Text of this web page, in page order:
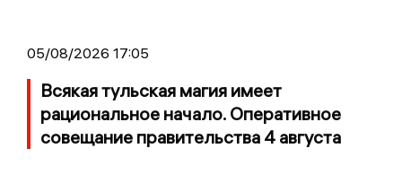
05/08/2026 17:05
Всякая тульская магия имеет
рациональное начало. Оперативное
совещание правительства 4 августа